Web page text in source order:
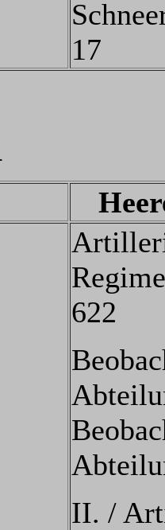
17
622
II. /